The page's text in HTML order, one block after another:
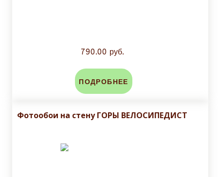
790.00 руб.
ПОДРОБНЕЕ
Фотообои на стену ГОРЫ ВЕЛОСИПЕДИСТ